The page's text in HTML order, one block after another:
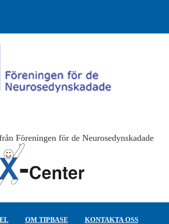
Föreningen för de Neurosedynskadade
OM TIPBASE KONTAKTA OSS